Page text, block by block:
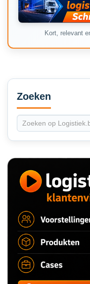
Kort, relevant
Secondary
Sidebar
Zoeken